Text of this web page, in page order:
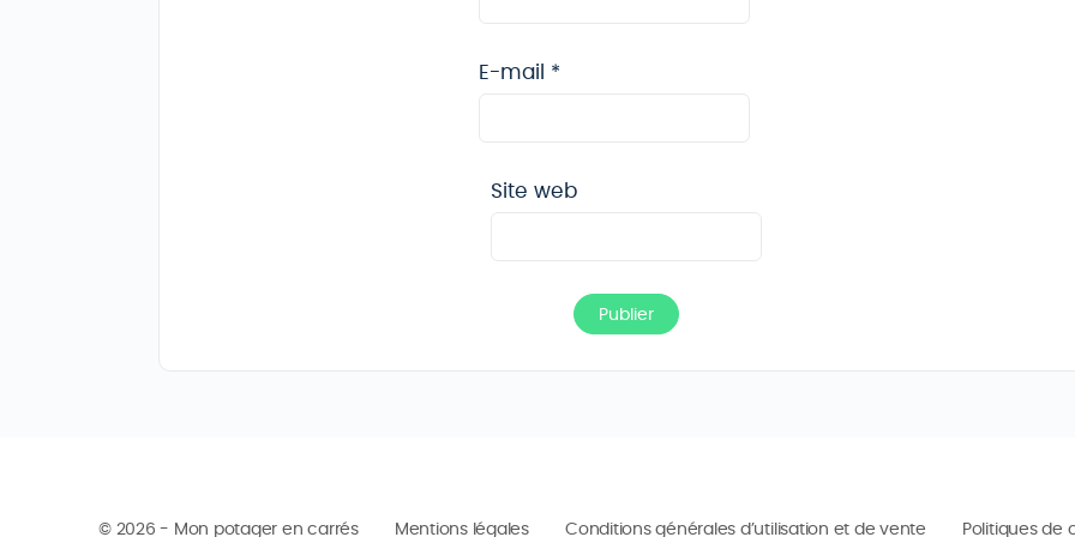
E-mail *
Site web
© 2026 - Mon potager en carrés Mentions légales Conditions générales d’utilisation et de vente Politiques de